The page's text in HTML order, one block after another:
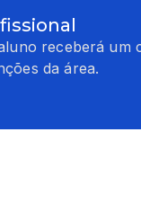
receberá um
da área.